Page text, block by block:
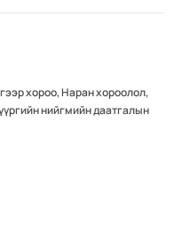
хороо, Наран хороолол,
нийгмийн даатгалын